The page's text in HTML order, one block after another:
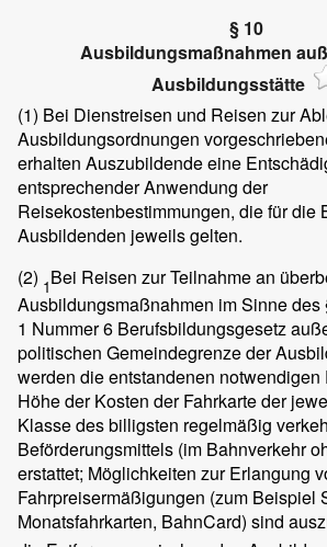
§ 10
Ausbildungsmaßnahmen
Ausbildungsstätte
(1) Bei Dienstreisen und Reisen zur
Ausbildungsordnungen
erhalten Auszubildende eine
entsprechender Anwendung der
Reisekostenbestimmungen, die für die
Ausbildenden jeweils gelten.
(2) 1Bei Reisen zur Teilnahme an
Ausbildungsmaßnahmen im Sinne des
1 Nummer 6 Berufsbildungsgesetz
politischen Gemeindegrenze der
werden die entstandenen notwendigen
Höhe der Kosten der Fahrkarte der
Klasse des billigsten regelmäßig
Beförderungsmittels (im Bahnverkehr
erstattet; Möglichkeiten zur Erlangung
Fahrpreisermäßigungen (zum Beispiel
Monatsfahrkarten, BahnCard) sind